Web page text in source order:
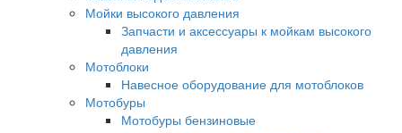
Мойки высокого давления
Запчасти и аксессуары к мойкам высокого
давления
Мотоблоки
Навесное оборудование для мотоблоков
Мотобуры
Мотобуры бензиновые